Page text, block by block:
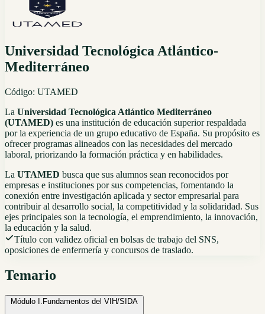
Universidad Tecnológica Atlántico-
Mediterráneo
Código: UTAMED
La Universidad Tecnológica Atlántico Mediterráneo
(UTAMED) es una institución de educación superior respaldada
por la experiencia de un grupo educativo de España. Su propósito es
ofrecer programas alineados con las necesidades del mercado
laboral, priorizando la formación práctica y en habilidades.
La UTAMED busca que sus alumnos sean reconocidos por
empresas e instituciones por sus competencias, fomentando la
conexión entre investigación aplicada y sector empresarial para
contribuir al desarrollo social, la competitividad y la solidaridad. Sus
ejes principales son la tecnología, el emprendimiento, la innovación,
la educación y la salud.
Título con validez oficial en bolsas de trabajo del SNS,
oposiciones de enfermería y concursos de traslado.
Temario
Módulo I.